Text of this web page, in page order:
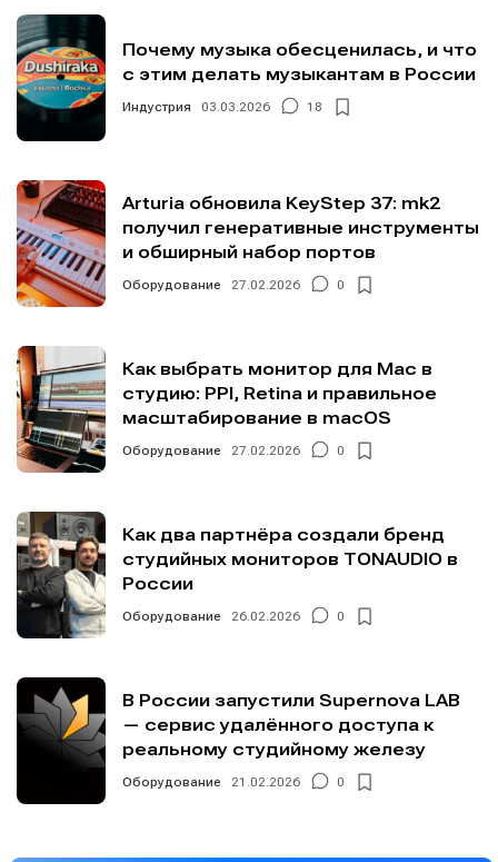
Почему музыка обесценилась, и что
с этим делать музыкантам в России
Индустрия 03.03.2026 18
Arturia обновила KeyStep 37: mk2
получил генеративные инструменты
и обширный набор портов
Оборудование 27.02.2026 0
Как выбрать монитор для Mac в
студию: PPI, Retina и правильное
масштабирование в macOS
Оборудование 27.02.2026 0
Как два партнёра создали бренд
студийных мониторов TONAUDIO в
России
Оборудование 26.02.2026 0
В России запустили Supernova LAB
— сервис удалённого доступа к
реальному студийному железу
Оборудование 21.02.2026 0